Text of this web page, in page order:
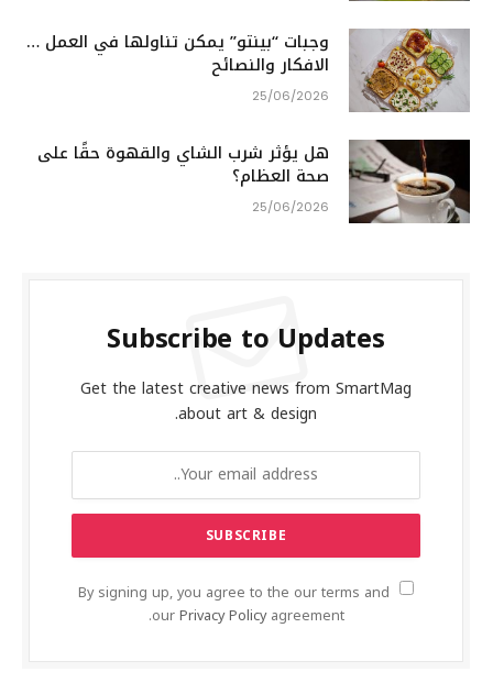
وجبات “بينتو” يمكن تناولها في العمل …
الافكار والنصائح
25/06/2026
هل يؤثر شرب الشاي والقهوة حقًا على
صحة العظام؟
25/06/2026
Subscribe to Updates
Get the latest creative news from SmartMag
about art & design.
By signing up, you agree to the our terms and
ourPrivacy Policyagreement.